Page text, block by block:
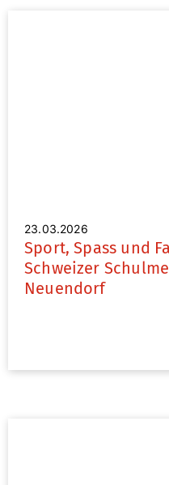
23.03.2026
Sport, Spass und
Schweizer
Neuendorf